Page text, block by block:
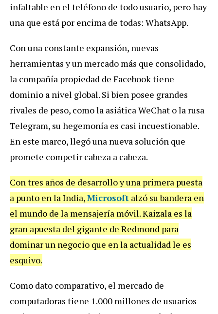
infaltable en el teléfono de todo usuario, pero hay
una que está por encima de todas: WhatsApp.
Con una constante expansión, nuevas
herramientas y un mercado más que consolidado,
la compañía propiedad de Facebook tiene
dominio a nivel global. Si bien posee grandes
rivales de peso, como la asiática WeChat o la rusa
Telegram, su hegemonía es casi incuestionable.
En este marco, llegó una nueva solución que
promete competir cabeza a cabeza.
Con tres años de desarrollo y una primera puesta
a punto en la India,Microsoft alzó su bandera en
el mundo de la mensajería móvil. Kaizala es la
gran apuesta del gigante de Redmond para
dominar un negocio que en la actualidad le es
esquivo.
Como dato comparativo, el mercado de
computadoras tiene 1.000 millones de usuarios